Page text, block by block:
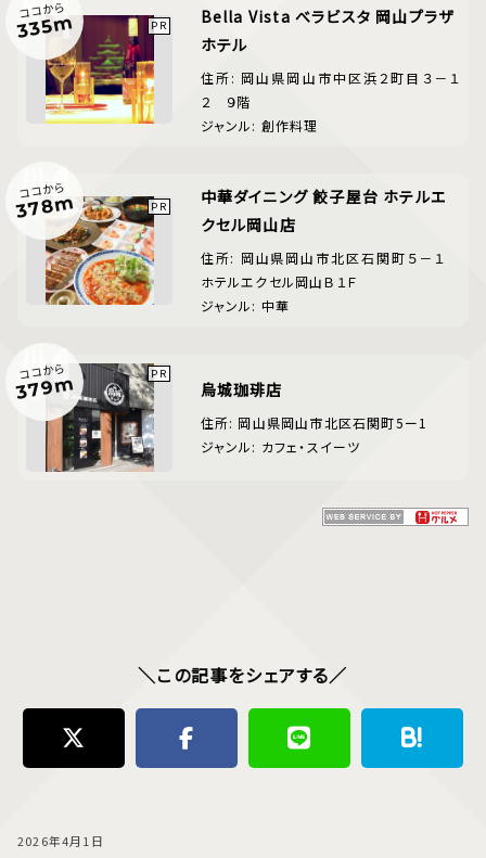
ココから
335m
Bella Vista べラビスタ 岡山プラザ
ホテル
住所: 岡山県岡山市中区浜２町目３－１
２ ９階
ジャンル: 創作料理
ココから
378m
中華ダイニング 餃子屋台 ホテルエ
クセル岡山店
住所: 岡山県岡山市北区石関町５－１
ホテルエクセル岡山Ｂ１Ｆ
ジャンル: 中華
ココから
379m 烏城珈琲店
住所: 岡山県岡山市北区石関町5ー1
ジャンル: カフェ・スイーツ
＼この記事をシェアする／
2026年4月1日